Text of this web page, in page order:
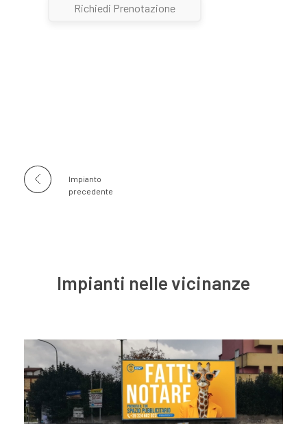
Impianto
precedente
Impianti nelle vicinanze